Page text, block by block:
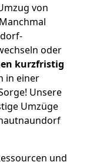
von
oder
kurzfristig
in einer
Unsere
Umzüge
und